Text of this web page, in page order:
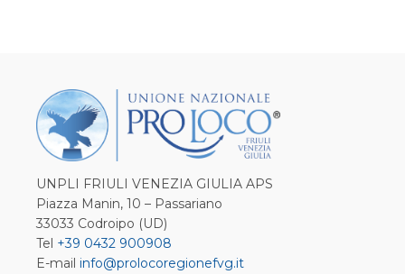
UNPLI FRIULI VENEZIA GIULIA APS
Piazza Manin, 10 – Passariano
33033 Codroipo (UD)
Tel +39 0432 900908
E-mail info@prolocoregionefvg.it